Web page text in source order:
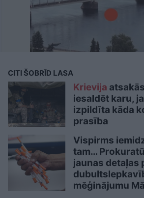
CITI ŠOBRĪD LASA
Krievija
iesaldēt karu,
izpildīta kāda
prasība
Vispirms
tam…
jaunas detaļas
mēģinājumu